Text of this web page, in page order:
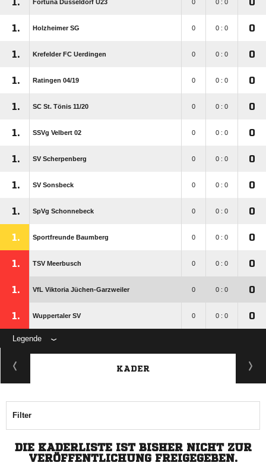
1. Fortuna Düsseldorf U23 0 0 : 0 0
1. Holzheimer SG 0 0 : 0 0
1. Krefelder FC Uerdingen 0 0 : 0 0
1. Ratingen 04/​19 0 0 : 0 0
1. SC St. Tönis 11/​20 0 0 : 0 0
1. SSVg Velbert 02 0 0 : 0 0
1. SV Scherpenberg 0 0 : 0 0
1. SV Sonsbeck 0 0 : 0 0
1. SpVg Schonnebeck 0 0 : 0 0
1. Sportfreunde Baumberg 0 0 : 0 0
1. TSV Meerbusch 0 0 : 0 0
1. VfL Viktoria Jüchen-Garzweiler 0 0 : 0 0
1. Wuppertaler SV 0 0 : 0 0
Legende
KADER
Filter
DIE KADERLISTE IST BISHER NICHT ZUR
VERÖFFENTLICHUNG FREIGEGEBEN.